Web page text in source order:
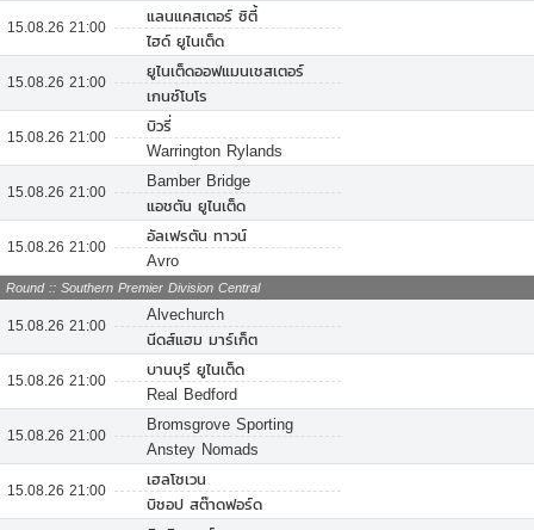
15.08.26 21:00
แลนแคสเตอร์ ซิตี้
ไฮด์ ยูไนเต็ด
15.08.26 21:00
ยูไนเต็ดออฟแมนเชสเตอร์
เกนซ์โบโร
15.08.26 21:00
บิวรี่
Warrington Rylands
15.08.26 21:00
Bamber Bridge
แอชตัน ยูไนเต็ด
15.08.26 21:00
อัลเฟรตัน ทาวน์
Avro
Round :: Southern Premier Division Central
15.08.26 21:00
Alvechurch
นีดส์แฮม มาร์เก็ต
15.08.26 21:00
บานบุรี ยูไนเต็ด
Real Bedford
15.08.26 21:00
Bromsgrove Sporting
Anstey Nomads
15.08.26 21:00
เฮลโซเวน
บิชอป สต๊าดฟอร์ด